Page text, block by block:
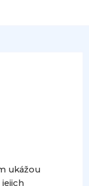
ukážou
jejich